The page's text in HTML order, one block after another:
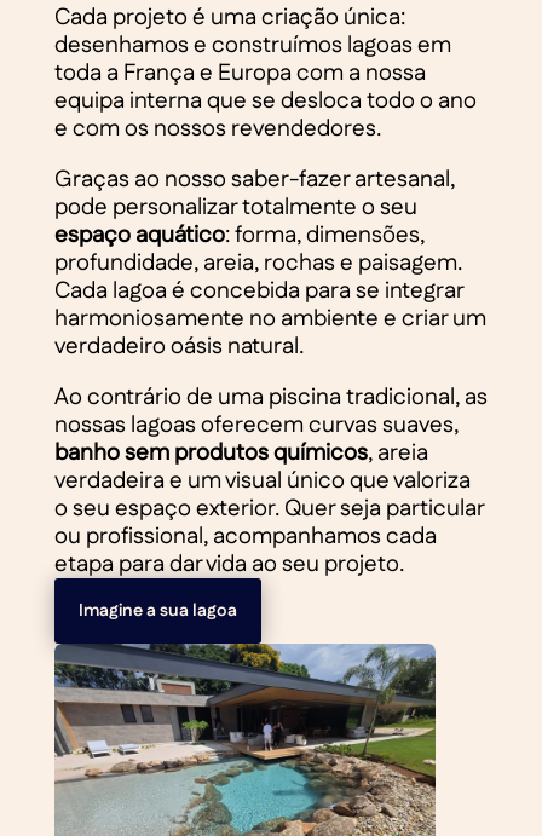
Cada projeto é uma criação única:
desenhamos e construímos lagoas em
toda a França e Europa com a nossa
equipa interna que se desloca todo o ano
e com os nossos revendedores.
Graças ao nosso saber-fazer artesanal,
pode personalizar totalmente o seu
espaço aquático: forma, dimensões,
profundidade, areia, rochas e paisagem.
Cada lagoa é concebida para se integrar
harmoniosamente no ambiente e criar um
verdadeiro oásis natural.
Ao contrário de uma piscina tradicional, as
nossas lagoas oferecem curvas suaves,
banho sem produtos químicos, areia
verdadeira e um visual único que valoriza
o seu espaço exterior. Quer seja particular
ou profissional, acompanhamos cada
etapa para dar vida ao seu projeto.
Imagine a sua lagoa